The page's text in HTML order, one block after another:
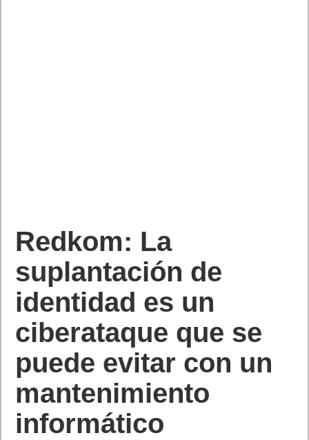
Redkom: La
suplantación de
identidad es un
ciberataque que se
puede evitar con un
mantenimiento
informático